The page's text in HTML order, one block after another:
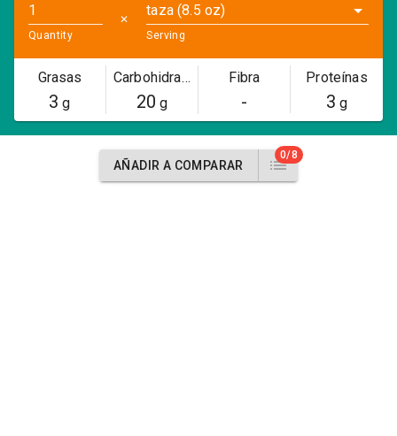
Quantity
✕
taza (8.5 oz)
Serving
Grasas
3 g
Carbohidratos
20 g
Fibra
-
Proteínas
3 g
AÑADIR A COMPARAR
0/8